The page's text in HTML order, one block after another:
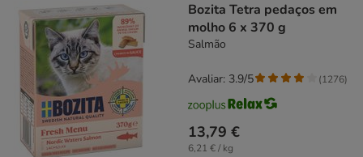
Bozita Tetra pedaços em
molho 6 x 370 g
Salmão
13,79 €
6,21 € / kg
Avaliar: 3.9/5 (1276)